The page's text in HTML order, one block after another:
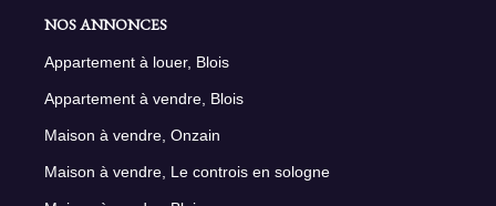
NOS ANNONCES
Appartement à louer, Blois
Appartement à vendre, Blois
Maison à vendre, Onzain
Maison à vendre, Le controis en sologne